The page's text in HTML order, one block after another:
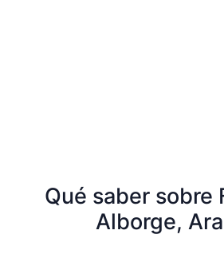
Qué saber sobre
Alborge,